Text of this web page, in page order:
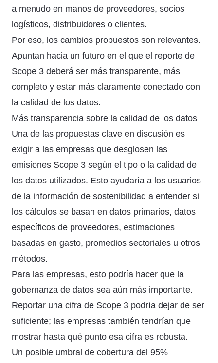
a menudo en manos de proveedores, socios
logísticos, distribuidores o clientes.
Por eso, los cambios propuestos son relevantes.
Apuntan hacia un futuro en el que el reporte de
Scope 3 deberá ser más transparente, más
completo y estar más claramente conectado con
la calidad de los datos.
Más transparencia sobre la calidad de los datos
Una de las propuestas clave en discusión es
exigir a las empresas que desglosen las
emisiones Scope 3 según el tipo o la calidad de
los datos utilizados. Esto ayudaría a los usuarios
de la información de sostenibilidad a entender si
los cálculos se basan en datos primarios, datos
específicos de proveedores, estimaciones
basadas en gasto, promedios sectoriales u otros
métodos.
Para las empresas, esto podría hacer que la
gobernanza de datos sea aún más importante.
Reportar una cifra de Scope 3 podría dejar de ser
suficiente; las empresas también tendrían que
mostrar hasta qué punto esa cifra es robusta.
Un posible umbral de cobertura del 95%